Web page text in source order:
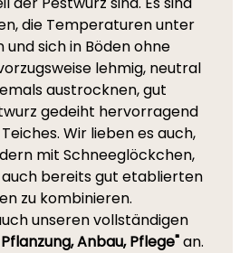
die Temperaturen unter
und sich in Böden ohne
lehmig, neutral
austrocknen, gut
gedeiht hervorragend
Wir lieben es auch,
mit Schneeglöckchen,
bereits gut etablierten
zu kombinieren.
unseren vollständigen
Anbau, Pflege"an.